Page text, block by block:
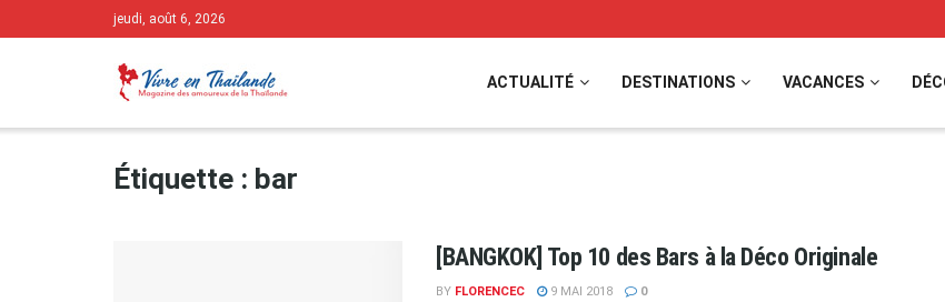
jeudi, août 6, 2026
ACTUALITÉ DESTINATIONS VACANCES
Étiquette : bar
[BANGKOK] Top 10 des Bars à la Déco Originale
BY FLORENCEC 9 MAI 2018 0